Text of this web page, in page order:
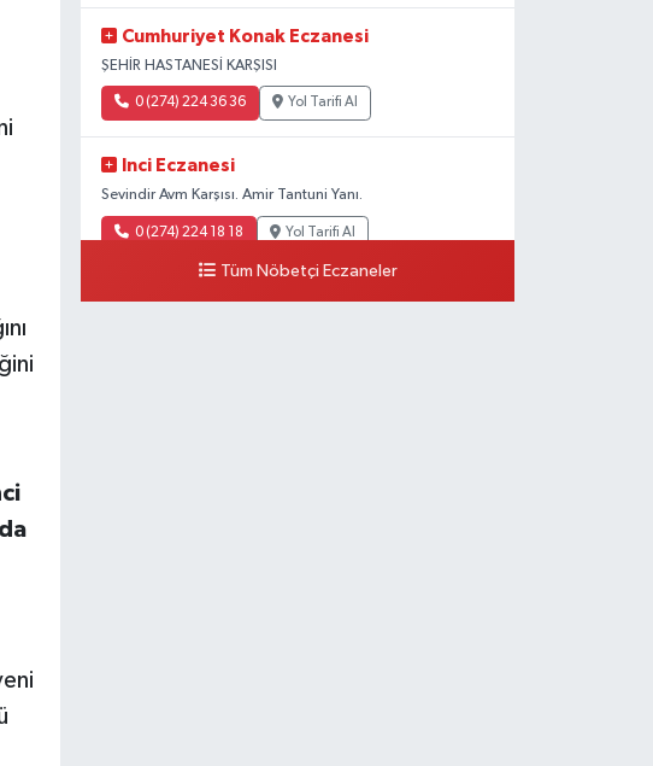
Cumhuriyet Konak Eczanesi
ŞEHİR HASTANESİ KARŞISI
0 (274) 224 36 36 Yol Tarifi Al
Inci Eczanesi
Sevindir Avm Karşısı. Amir Tantuni Yanı.
0 (274) 224 18 18 Yol Tarifi Al
Tüm Nöbetçi Eczaneler